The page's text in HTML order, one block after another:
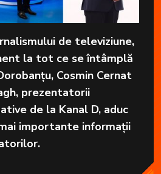
de televiziune,
la tot ce se întâmplă
Cosmin Cernat
prezentatorii
de la Kanal D, aduc
importante informații